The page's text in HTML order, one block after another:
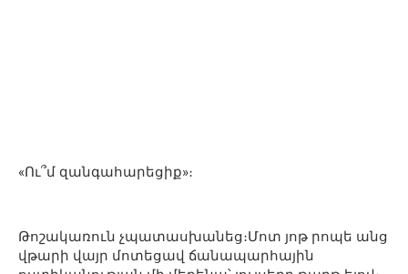
«Ու՞մ զանգահարեցիք»։
Թոշակառուն չպատասխանեց։Մոտ յոթ րոպե անց
վթարի վայր մոտեցավ ճանապարհային